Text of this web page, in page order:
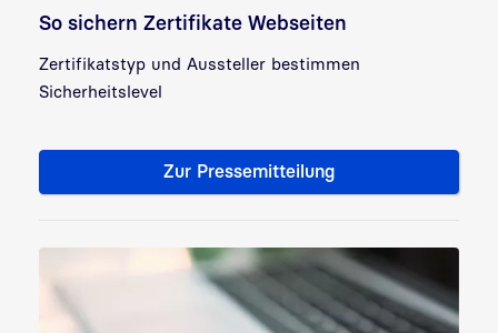
So sichern Zertifikate Webseiten
Zertifikatstyp und Aussteller bestimmen
Sicherheitslevel
Zur Pressemitteilung
PM: Von